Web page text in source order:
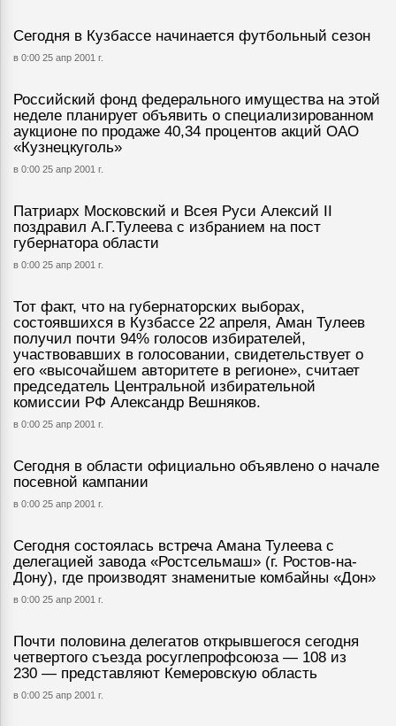
Сегодня в Кузбассе начинается футбольный сезон
в 0:00 25 апр 2001 г.
Российский фонд федерального имущества на этой
неделе планирует объявить о специализированном
аукционе по продаже 40,34 процентов акций ОАО
«Кузнецкуголь»
в 0:00 25 апр 2001 г.
Патриарх Московский и Всея Руси Алексий II
поздравил А.Г.Тулеева с избранием на пост
губернатора области
в 0:00 25 апр 2001 г.
Тот факт, что на губернаторских выборах,
состоявшихся в Кузбассе 22 апреля, Аман Тулеев
получил почти 94% голосов избирателей,
участвовавших в голосовании, свидетельствует о
его «высочайшем авторитете в регионе», считает
председатель Центральной избирательной
комиссии РФ Александр Вешняков.
в 0:00 25 апр 2001 г.
Сегодня в области официально объявлено о начале
посевной кампании
в 0:00 25 апр 2001 г.
Сегодня состоялась встреча Амана Тулеева с
делегацией завода «Ростсельмаш» (г. Ростов-на-
Дону), где производят знаменитые комбайны «Дон»
в 0:00 25 апр 2001 г.
Почти половина делегатов открывшегося сегодня
четвертого съезда росуглепрофсоюза — 108 из
230 — представляют Кемеровскую область
в 0:00 25 апр 2001 г.